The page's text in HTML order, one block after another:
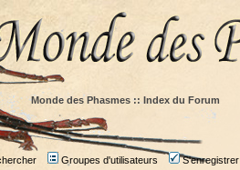
Monde des Phasmes :: Index du Forum
Groupes d'utilisateurs S'enregistrer